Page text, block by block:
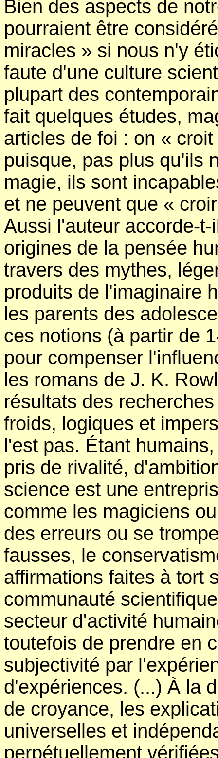
Bien des aspects de
pourraient être
miracles » si nous n'y
faute d'une culture
plupart des
fait quelques études,
articles de foi : on «
puisque, pas plus qu'ils
magie, ils sont
et ne peuvent que «
Aussi l'auteur accorde-
origines de la pensée
travers des mythes,
produits de l'imaginaire
les parents des
ces notions (à partir de
pour compenser
les romans de J. K.
résultats des
froids, logiques et
l'est pas. Étant
pris de rivalité,
science est une
comme les magiciens
des erreurs ou se
fausses, le
affirmations faites à tort
communauté
secteur d'activité
toutefois de prendre en
subjectivité par
d'expériences. (...) À la
de croyance, les
universelles et
perpétuellement